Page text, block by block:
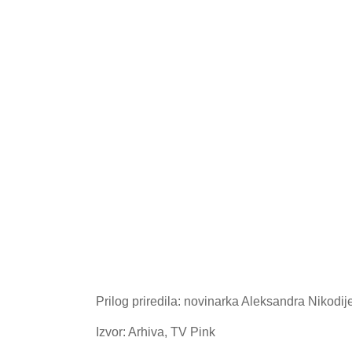
Prilog priredila: novinarka Aleksandra
Izvor: Arhiva, TV Pink